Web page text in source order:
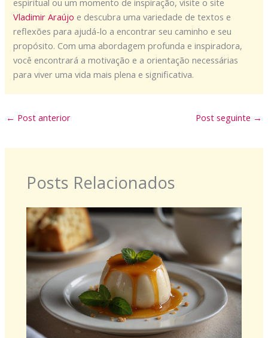
Vladimir Araújo e descubra uma variedade de textos e
reflexões para ajudá-lo a encontrar seu caminho e seu
propósito. Com uma abordagem profunda e inspiradora,
você encontrará a motivação e a orientação necessárias
para viver uma vida mais plena e significativa.
← Post anterior Post seguinte →
Posts Relacionados